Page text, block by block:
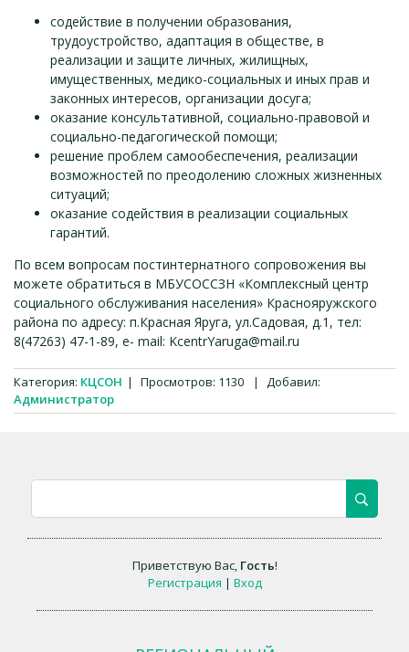
содействие в получении образования,
трудоустройство, адаптация в обществе, в
реализации и защите личных, жилищных,
имущественных, медико-социальных и иных прав и
законных интересов, организации досуга;
оказание консультативной, социально-правовой и
социально-педагогической помощи;
решение проблем самообеспечения, реализации
возможностей по преодолению сложных жизненных
ситуаций;
оказание содействия в реализации социальных
гарантий.
По всем вопросам постинтернатного сопровожения вы
можете обратиться в МБУСОССЗН «Комплексный центр
социального обслуживания населения» Краснояружского
района по адресу: п.Красная Яруга, ул.Садовая, д.1, тел:
8(47263) 47-1-89, e- mail: KcentrYaruga@mail.ru
Категория: КЦСОН | Просмотров: 1130 | Добавил:
Администратор
Приветствую Вас, Гость!
Регистрация | Вход